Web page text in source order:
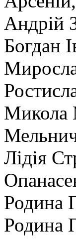
Андрій
Богдан
Микола
Лідія
Родина
Родина